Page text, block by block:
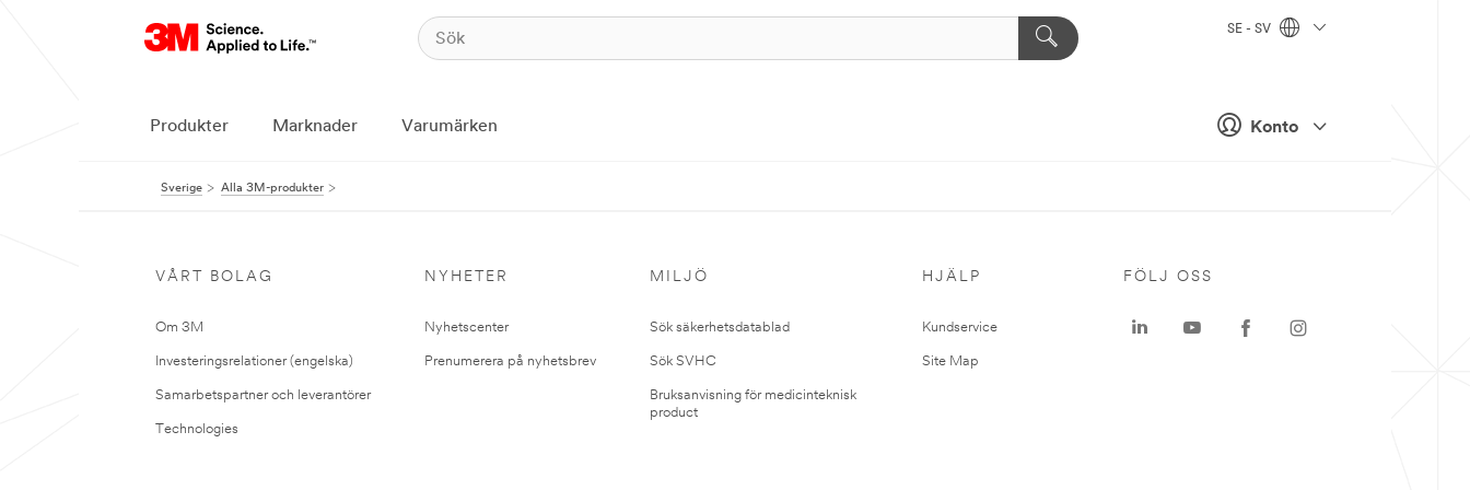
Konto
SE - SV
Produkter Marknader Varumärken
Sverige Alla 3M-produkter
VÅRT BOLAG
Om 3M
Investeringsrelationer (engelska)
Samarbetspartner och leverantörer
Technologies
NYHETER
Nyhetscenter
Prenumerera på nyhetsbrev
MILJÖ
Sök säkerhetsdatablad
Sök SVHC
Bruksanvisning för medicinteknisk
product
HJÄLP
Kundservice
Site Map
FÖLJ OSS